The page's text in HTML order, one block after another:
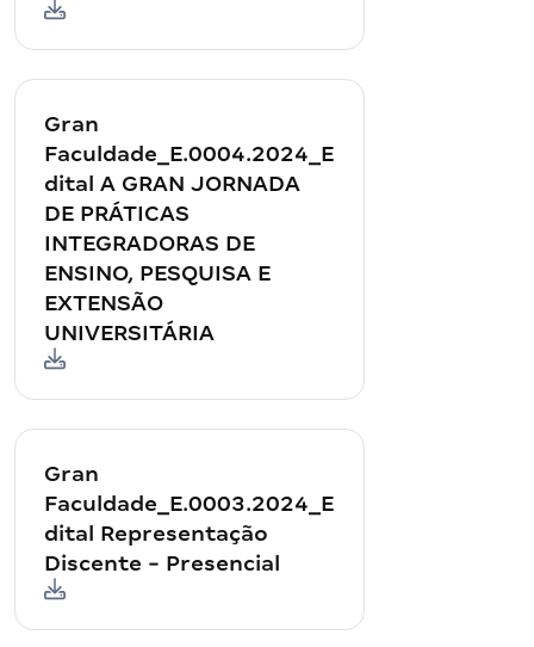
Gran
Faculdade_E.0004.2024_E
dital A GRAN JORNADA
DE PRÁTICAS
INTEGRADORAS DE
ENSINO, PESQUISA E
EXTENSÃO
UNIVERSITÁRIA
Gran
Faculdade_E.0003.2024_E
dital Representação
Discente - Presencial